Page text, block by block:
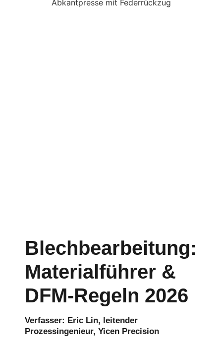
Blechbearbeitung:
Materialführer &
DFM-Regeln 2026
Verfasser: Eric Lin, leitender
Prozessingenieur, Yicen Precision